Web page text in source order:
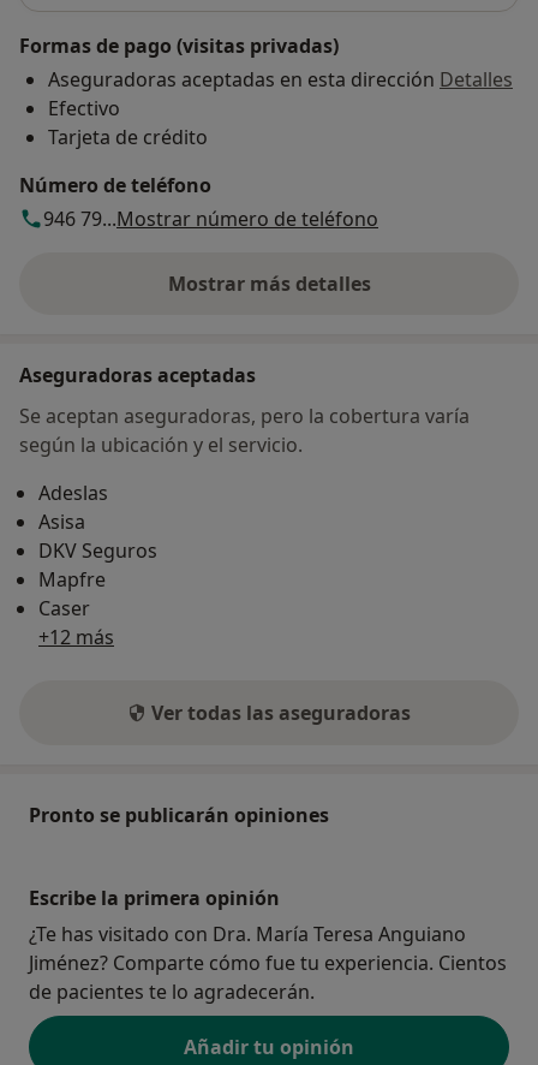
Formas de pago (visitas privadas)
Aseguradoras aceptadas en esta dirección Detalles
Efectivo
Tarjeta de crédito
Número de teléfono
946 79...Mostrar número de teléfono
Mostrar más detalles
sobre la dirección
Aseguradoras aceptadas
Se aceptan aseguradoras, pero la cobertura varía
según la ubicación y el servicio.
Adeslas
Asisa
DKV Seguros
Mapfre
Caser
+12 más
Ver todas las aseguradoras
Pronto se publicarán opiniones
Escribe la primera opinión
¿Te has visitado con Dra. María Teresa Anguiano
Jiménez? Comparte cómo fue tu experiencia. Cientos
de pacientes te lo agradecerán.
Añadir tu opinión